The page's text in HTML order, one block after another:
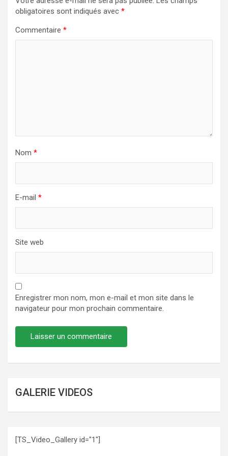
obligatoires sont indiqués avec *
Commentaire *
Nom *
E-mail *
Site web
Enregistrer mon nom, mon e-mail et mon site dans le
navigateur pour mon prochain commentaire.
GALERIE VIDEOS
[TS_Video_Gallery id="1"]